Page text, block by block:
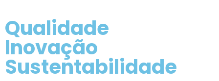
Qualidade
Inovação
Sustentabilidade